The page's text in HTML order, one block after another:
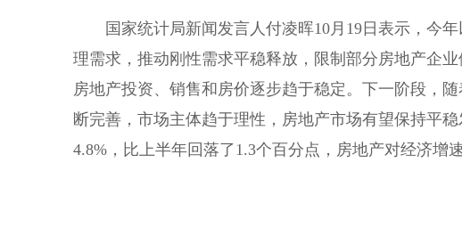
国家统计局新闻发言人付凌晖10月19日表示，今
理需求，推动刚性需求平稳释放，限制部分房地产企
房地产投资、销售和房价逐步趋于稳定。下一阶段，
断完善，市场主体趋于理性，房地产市场有望保持平
4.8%，比上半年回落了1.3个百分点，房地产对经济增